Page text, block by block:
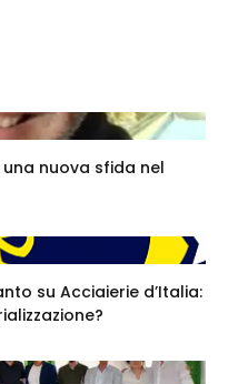
nuova sfida nel
su Acciaierie d’Italia: